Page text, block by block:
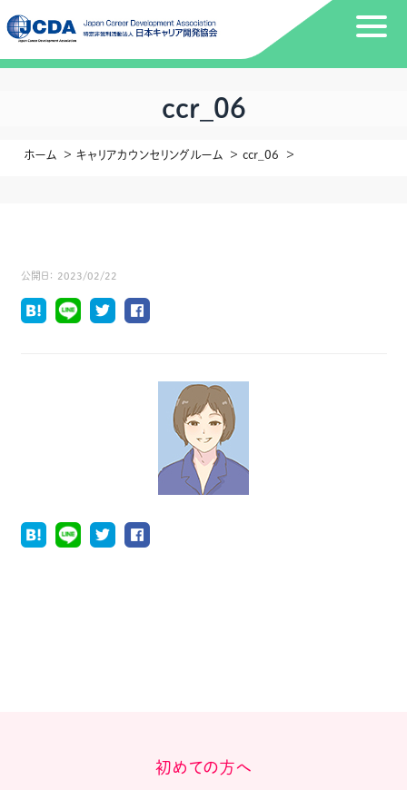
ccr_06
ホーム キャリアカウンセリングルーム ccr_06
公開日： 2023/02/22
初めての方へ